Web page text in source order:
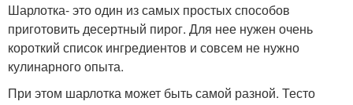
Шарлотка- это один из самых простых способов
приготовить десертный пирог. Для нее нужен очень
короткий список ингредиентов и совсем не нужно
кулинарного опыта.
При этом шарлотка может быть самой разной. Тесто